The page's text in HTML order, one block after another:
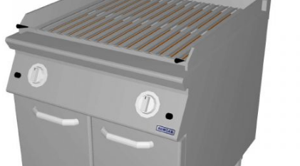
Pogledajte što je